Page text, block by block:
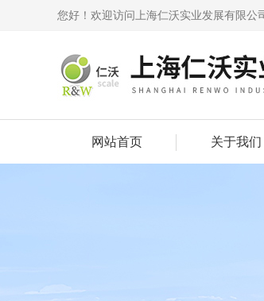
您好！欢迎访问上海仁沃实业发展有限公
网站首页 关于我们